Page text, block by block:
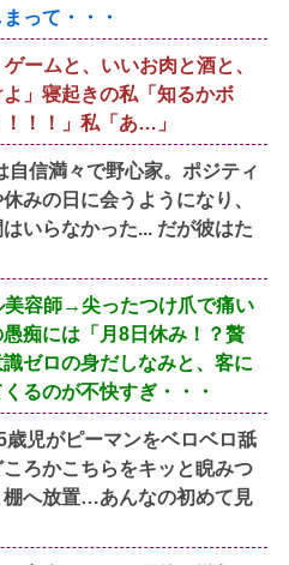
って・・・
ームと、いいお肉と酒と、
」寝起きの私「知るかボ
！！」私「あ…」
自信満々で野心家。ポジティ
みの日に会うようになり、
いらなかった... だが彼はた
美容師→尖ったつけ爪で痛い
痴には「月8日休み！？贅
ゼロの身だしなみと、客に
るのが不快すぎ・・・
歳児がピーマンをベロベロ舐
ろかこちらをキッと睨みつ
へ放置…あんなの初めて見